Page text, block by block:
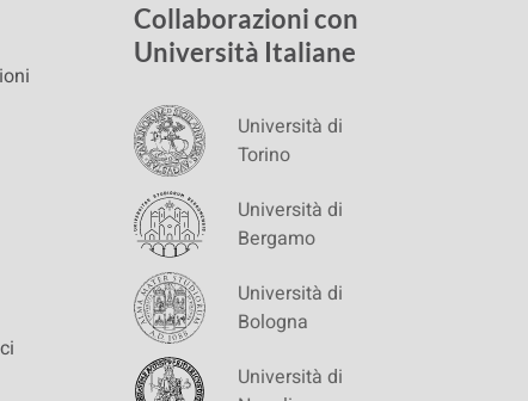
Collaborazioni con
Università Italiane
Università di
Torino
Università di
Bergamo
Università di
Bologna
Università di